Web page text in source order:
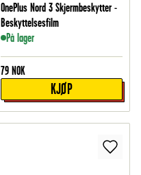
OnePlus Nord 3 Skjermbeskytter -
Beskyttelsesfilm
På lager
79 NOK
KJØP